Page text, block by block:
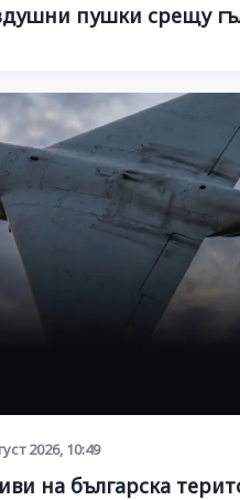
пушки срещу
2026, 10:49
на българска